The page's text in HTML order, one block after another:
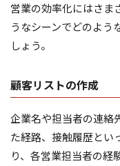
営業の効率化にはさま
うなシーンでどのよう
しょう。
顧客リストの作成
企業名や担当者の連絡
た経路、接触履歴とい
り、各営業担当者の経